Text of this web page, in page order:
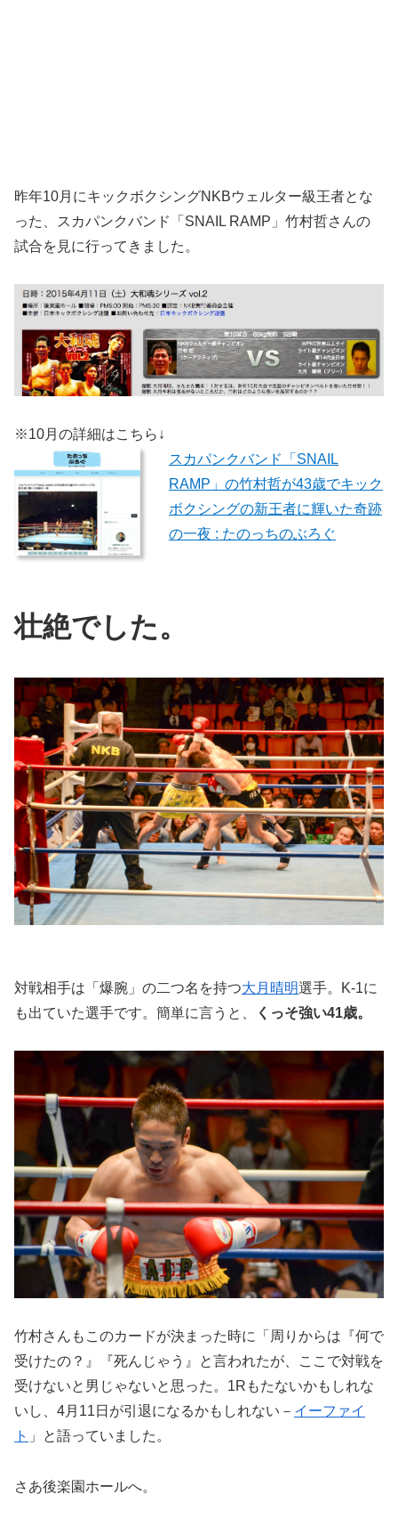
昨年10月にキックボクシングNKBウェルター級王者とな
った、スカパンクバンド「SNAIL RAMP」竹村哲さんの
試合を見に行ってきました。
※10月の詳細はこちら↓
スカパンクバンド「SNAIL
RAMP」の竹村哲が43歳でキック
ボクシングの新王者に輝いた奇跡
の一夜 : たのっちのぶろぐ
壮絶でした。
対戦相手は「爆腕」の二つ名を持つ大月晴明選手。K-1に
も出ていた選手です。簡単に言うと、
くっそ強い41歳。
竹村さんもこのカードが決まった時に「周りからは『何で
受けたの？』『死んじゃう』と言われたが、ここで対戦を
受けないと男じゃないと思った。1Rもたないかもしれな
いし、4月11日が引退になるかもしれない－ イーファイ
ト 」と語っていました。
さあ後楽園ホールへ。